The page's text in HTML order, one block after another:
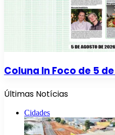
Coluna In Foco de 5
Últimas Notícias
Cidades